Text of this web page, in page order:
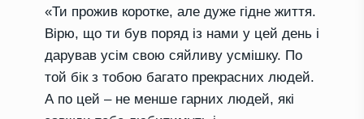
«Ти прожив коротке, але дуже гідне життя.
Вірю, що ти був поряд із нами у цей день і
дарував усім свою сяйливу усмішку. По
той бік з тобою багато прекрасних людей.
А по цей – не менше гарних людей, які